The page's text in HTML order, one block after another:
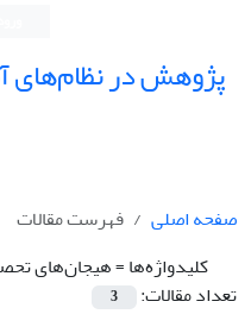
پژوهش در نظام‌های
صفحه اصلی
فهرست مقالات
کلیدواژه‌ها =هیجان‌های
تعداد مقالات:
3